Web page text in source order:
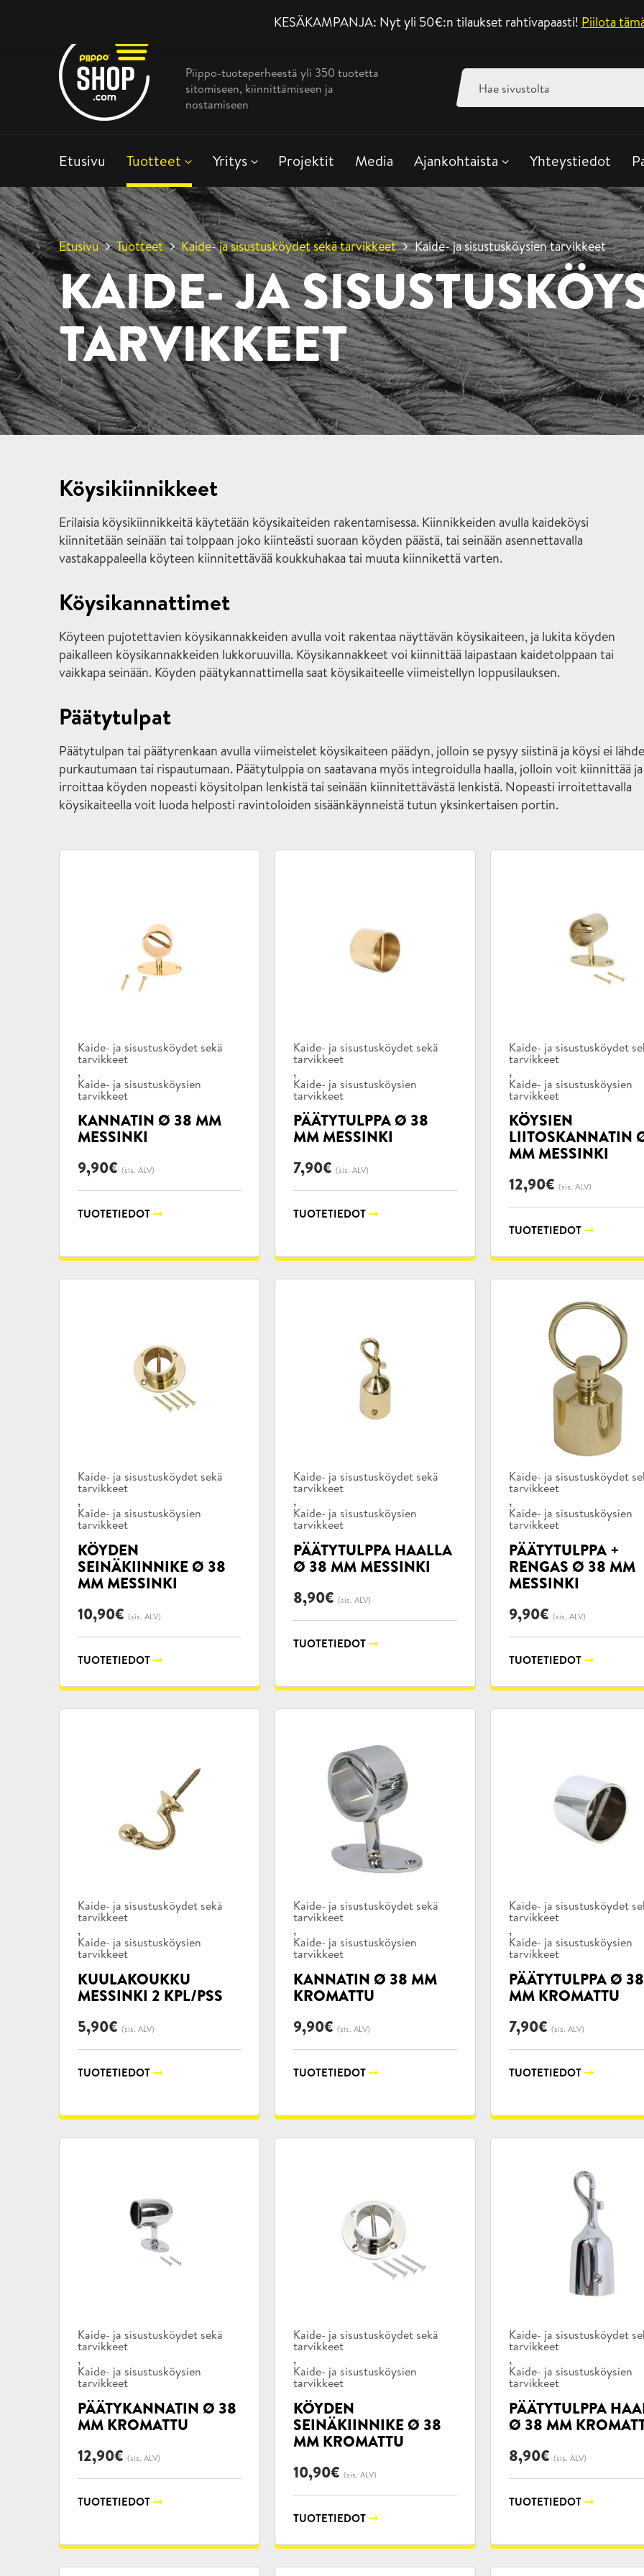
KESÄKAMPANJA: Nyt yli 50€:n tilaukset rahtivapaasti! Piilota
Asiakaspalvelu
Piippo-tuoteperheestä yli 350 tuotetta
sitomiseen, kiinnittämiseen ja
nostamiseen
Haku:
Etusivu Tuotteet Yritys Projektit Media Ajankohtaista Yhteystiedot
Etusivu Tuotteet Kaide- ja sisustusköydet sekä tarvikkeet Kaide- ja sisustusköysien tarvikkeet
KAIDE- JA
TARVIKKEET
Köysikiinnikkeet
Erilaisia köysikiinnikkeitä käytetään köysikaiteiden rakentamisessa. Kiinnikkeiden avulla kaideköysi
kiinnitetään seinään tai tolppaan joko kiinteästi suoraan köyden päästä, tai seinään asennettavalla
vastakappaleella köyteen kiinnitettävää koukkuhakaa tai muuta kiinnikettä varten.
Köysikannattimet
Köyteen pujotettavien köysikannakkeiden avulla voit rakentaa näyttävän köysikaiteen, ja lukita köyden
paikalleen köysikannakkeiden lukkoruuvilla. Köysikannakkeet voi kiinnittää laipastaan kaidetolppaan tai
vaikkapa seinään. Köyden päätykannattimella saat köysikaiteelle viimeistellyn loppusilauksen.
Päätytulpat
Päätytulpan tai päätyrenkaan avulla viimeistelet köysikaiteen päädyn, jolloin se pysyy siistinä ja köysi ei lähde
purkautumaan tai rispautumaan. Päätytulppia on saatavana myös integroidulla haalla, jolloin voit kiinnittää ja
irroittaa köyden nopeasti köysitolpan lenkistä tai seinään kiinnitettävästä lenkistä. Nopeasti irroitettavalla
köysikaiteella voit luoda helposti ravintoloiden sisäänkäynneistä tutun yksinkertaisen portin.
Tuotekategoriat:
Kaide- ja sisustusköydet sekä
tarvikkeet
,
Kaide- ja sisustusköysien
tarvikkeet
KANNATIN Ø 38 MM
MESSINKI
9,90€ (sis. ALV)
TUOTETIEDOT
Tuotekategoriat:
Kaide- ja sisustusköydet sekä
tarvikkeet
,
Kaide- ja sisustusköysien
tarvikkeet
PÄÄTYTULPPA Ø 38
MM MESSINKI
7,90€ (sis. ALV)
TUOTETIEDOT
Tuotekategoriat:
Kaide- ja sisustusköydet
tarvikkeet
,
Kaide- ja sisustusköysien
tarvikkeet
KÖYSIEN
LIITOSKANNATIN
MM MESSINKI
12,90€ (sis. ALV)
TUOTETIEDOT
Tuotekategoriat:
Kaide- ja sisustusköydet sekä
tarvikkeet
,
Kaide- ja sisustusköysien
tarvikkeet
KÖYDEN
SEINÄKIINNIKE Ø 38
MM MESSINKI
10,90€ (sis. ALV)
TUOTETIEDOT
Tuotekategoriat:
Kaide- ja sisustusköydet sekä
tarvikkeet
,
Kaide- ja sisustusköysien
tarvikkeet
PÄÄTYTULPPA HAALLA
Ø 38 MM MESSINKI
8,90€ (sis. ALV)
TUOTETIEDOT
Tuotekategoriat:
Kaide- ja sisustusköydet
tarvikkeet
,
Kaide- ja sisustusköysien
tarvikkeet
PÄÄTYTULPPA +
RENGAS Ø 38 MM
MESSINKI
9,90€ (sis. ALV)
TUOTETIEDOT
Tuotekategoriat:
Kaide- ja sisustusköydet sekä
tarvikkeet
,
Kaide- ja sisustusköysien
tarvikkeet
KUULAKOUKKU
MESSINKI 2 KPL/PSS
5,90€ (sis. ALV)
TUOTETIEDOT
Tuotekategoriat:
Kaide- ja sisustusköydet sekä
tarvikkeet
,
Kaide- ja sisustusköysien
tarvikkeet
KANNATIN Ø 38 MM
KROMATTU
9,90€ (sis. ALV)
TUOTETIEDOT
Tuotekategoriat:
Kaide- ja sisustusköydet
tarvikkeet
,
Kaide- ja sisustusköysien
tarvikkeet
PÄÄTYTULPPA Ø 38
MM KROMATTU
7,90€ (sis. ALV)
TUOTETIEDOT
Tuotekategoriat:
Kaide- ja sisustusköydet sekä
tarvikkeet
,
Kaide- ja sisustusköysien
tarvikkeet
PÄÄTYKANNATIN Ø 38
MM KROMATTU
12,90€ (sis. ALV)
TUOTETIEDOT
Tuotekategoriat:
Kaide- ja sisustusköydet sekä
tarvikkeet
,
Kaide- ja sisustusköysien
tarvikkeet
KÖYDEN
SEINÄKIINNIKE Ø 38
MM KROMATTU
10,90€ (sis. ALV)
TUOTETIEDOT
Tuotekategoriat:
Kaide- ja sisustusköydet
tarvikkeet
,
Kaide- ja sisustusköysien
tarvikkeet
PÄÄTYTULPPA
Ø 38 MM
8,90€ (sis. ALV)
TUOTETIEDOT